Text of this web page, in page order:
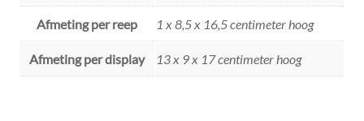
Afmeting per reep 1 x 8,5 x 16,5 centimeter hoog
Afmeting per display 13 x 9 x 17 centimeter hoog